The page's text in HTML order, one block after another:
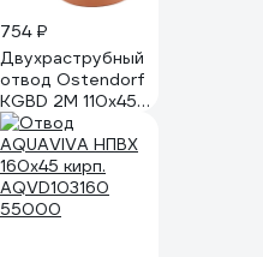
754 ₽
Двухраструбный
отвод Ostendorf
KGBD 2M 110x45
228080